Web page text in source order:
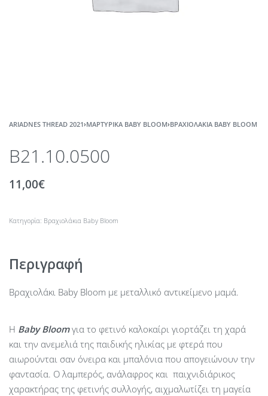
ARIADNES THREAD 2021›ΜΑΡΤΥΡΙΚΆ BABY BLOOM›ΒΡΑΧΙΟΛΆΚΙΑ BABY BLOOM
B21.10.0500
11,00€
Κατηγορία: Βραχιολάκια Baby Bloom
Περιγραφή
Βραχιολάκι Baby Bloom με μεταλλικό αντικείμενο μαμά.
Η Baby Bloom για το φετινό καλοκαίρι γιορτάζει τη χαρά
και την ανεμελιά της παιδικής ηλικίας με φτερά που
αιωρούνται σαν όνειρα και μπαλόνια που απογειώνουν την
φαντασία. Ο λαμπερός, ανάλαφρος και παιχνιδιάρικος
χαρακτήρας της φετινής συλλογής, αιχμαλωτίζει τη μαγεία